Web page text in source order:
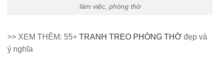
làm việc, phòng thờ
>> XEM THÊM: 55+ TRANH TREO PHÒNG THỜ đẹp và
ý nghĩa